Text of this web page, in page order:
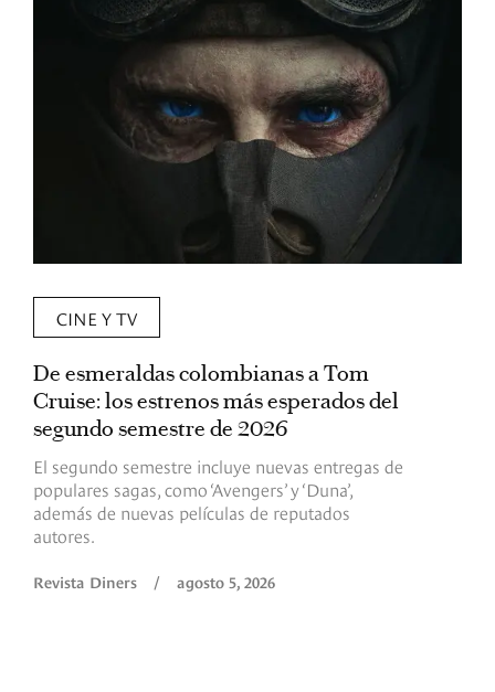
CINE Y TV
De esmeraldas colombianas a Tom
Cruise: los estrenos más esperados del
segundo semestre de 2026
El segundo semestre incluye nuevas entregas de
populares sagas, como ‘Avengers’ y ‘Duna’,
además de nuevas películas de reputados
autores.
Revista Diners / agosto 5, 2026